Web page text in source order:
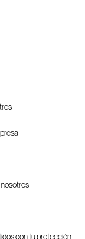
con tu protección